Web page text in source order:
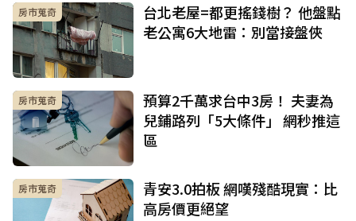
房市蒐奇
台北老屋=都更搖錢樹？ 他盤點
老公寓6大地雷：別當接盤俠
房市蒐奇
預算2千萬求台中3房！ 夫妻為
兒鋪路列「5大條件」 網秒推這
區
房市蒐奇
青安3.0拍板 網嘆殘酷現實：比
高房價更絕望